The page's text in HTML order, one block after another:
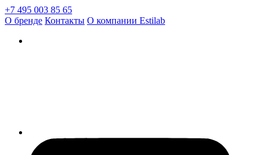
+7 495 003 85 65
О бренде Контакты О компании Estilab